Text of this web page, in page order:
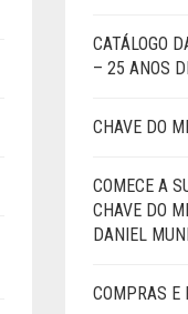
CATÁLOGO
– 25 ANOS
CHAVE DO
COMECE A
CHAVE DO
DANIEL
COMPRAS E